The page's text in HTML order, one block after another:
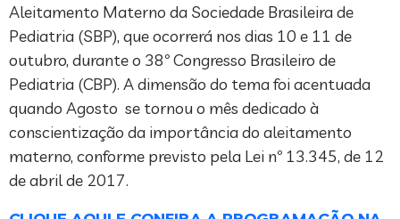
Aleitamento Materno da Sociedade Brasileira de
Pediatria (SBP), que ocorrerá nos dias 10 e 11 de
outubro, durante o 38º Congresso Brasileiro de
Pediatria (CBP). A dimensão do tema foi acentuada
quando Agosto se tornou o mês dedicado à
conscientização da importância do aleitamento
materno, conforme previsto pela Lei nº 13.345, de 12
de abril de 2017.